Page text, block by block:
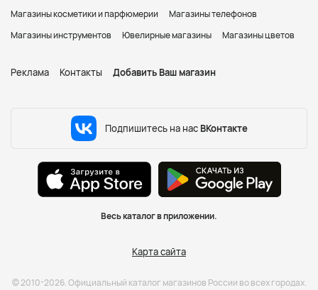
Магазины косметики и парфюмерии
Магазины телефонов
Магазины инструментов
Ювелирные магазины Магазины цветов
Реклама Контакты Добавить Ваш магазин
Подпишитесь на нас ВКонтакте
Весь каталог в приложении.
Карта сайта
© 2010-2026. Официальный каталог магазинов России во всех городах.